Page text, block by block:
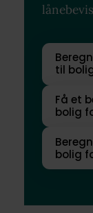
til
Få et
bolig
bolig